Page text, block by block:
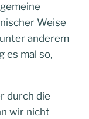
Weise
anderem
es mal so,
durch die
wir nicht